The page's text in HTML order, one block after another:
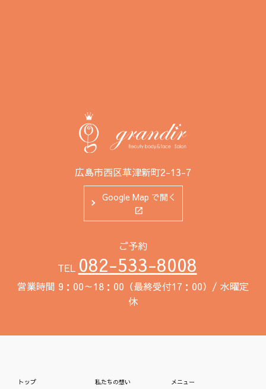
広島市西区草津新町2-13-7
Google Map で開く
ご予約
TEL 082-533-8008
営業時間 9：00～18：00（最終受付17：00）/ 水曜定
休
トップ 私たちの想い メニュー